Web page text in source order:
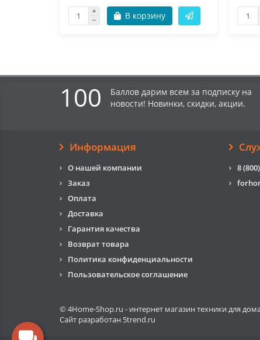
В корзину
100
Баллов дарим всем за подписку на
новости! Новинки, скидки, акции.
Информация
О нашей компании
Заказ
Оплата
Доставка
Гарантия качества
Возврат товара
Политика конфиденциальности
Пользовательское соглашение
8
© 4Home-Shop.ru - интернет магазин техники для
Сайт разработан 5trend.ru